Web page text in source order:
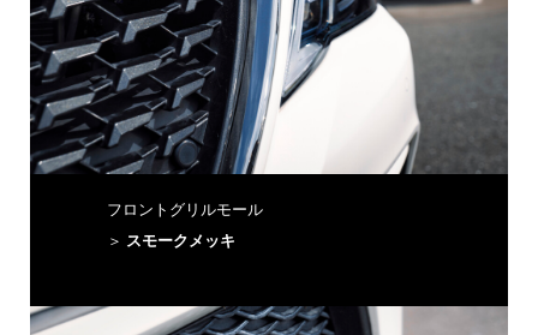
フロントグリルモール
＞ スモークメッキ